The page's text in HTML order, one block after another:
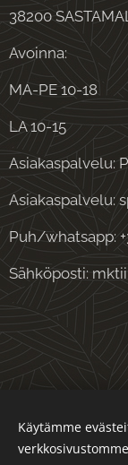
38200
Avoinna:
MA-PE 10-18
LA 10-15
Asiakaspalvelu:
Asiakaspalvelu:
Puh/whatsapp:
Sähköposti:
Käytämme